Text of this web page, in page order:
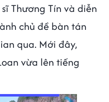
Thương Tín và diễn
chủ đề bàn tán
qua. Mới đây,
vừa lên tiếng